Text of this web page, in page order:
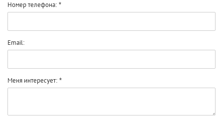
Номер телефона:
Email:
Меня интересует: